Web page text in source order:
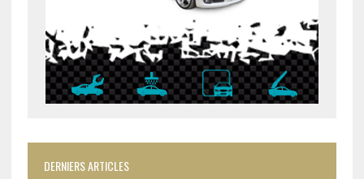
DERNIERS ARTICLES